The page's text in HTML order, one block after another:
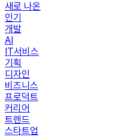
새로 나온
인기
개발
AI
IT서비스
기획
디자인
비즈니스
프로덕트
커리어
트렌드
스타트업